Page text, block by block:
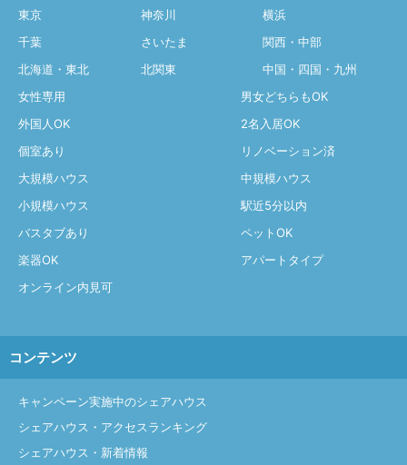
東京 神奈川
横浜
千葉
さいたま
関西・中部
北海道・東北
北関東
中国・四国・九州
女性専用
男女どちらもOK
外国人OK
2名入居OK
個室あり
リノベーション済
大規模ハウス
中規模ハウス
小規模ハウス
駅近5分以内
バスタブあり
ペットOK
楽器OK
アパートタイプ
オンライン内見可
コンテンツ
キャンペーン実施中のシェアハウス
シェアハウス・アクセスランキング
シェアハウス・新着情報